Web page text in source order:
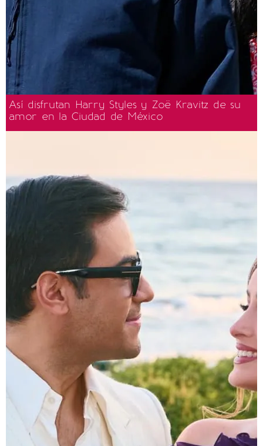
Así disfrutan Harry Styles y Zoë Kravitz de su
amor en la Ciudad de México